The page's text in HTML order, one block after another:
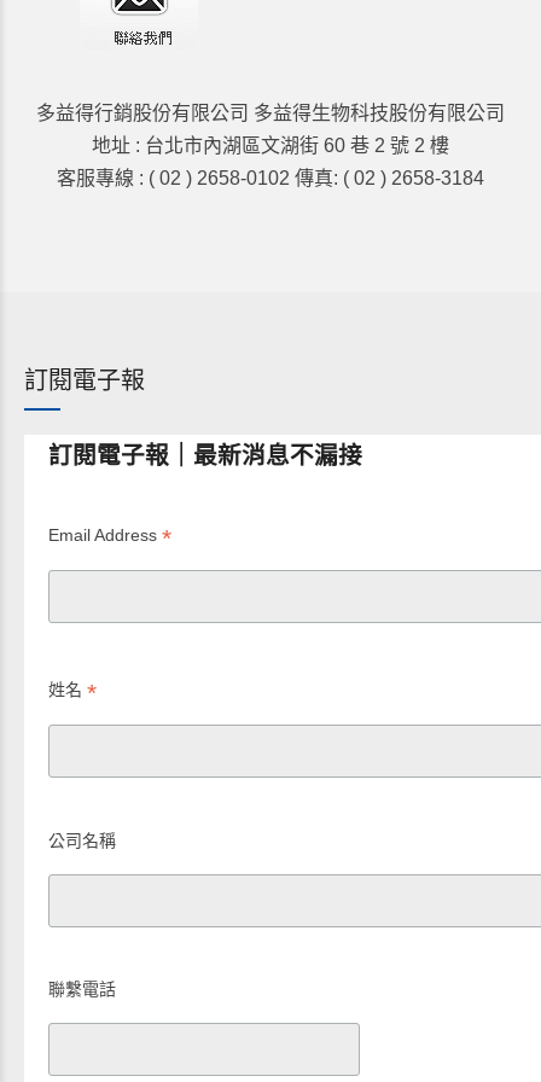
多益得行銷股份有限公司 多益得生物科技股份有限公司
地址 : 台北市內湖區文湖街 60 巷 2 號 2 樓
客服專線 : ( 02 ) 2658-0102 傳真: ( 02 ) 2658-3184
訂閱電子報
訂閱電子報｜最新消息不漏接
Email Address *
姓名 *
公司名稱
聯繫電話